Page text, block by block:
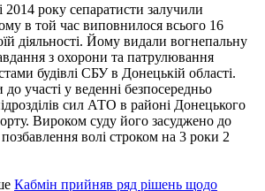
року сепаратисти залучили
в той час виповнилося всього 16
діяльності. Йому видали вогнепальну
з охорони та патрулювання
будівлі СБУ в Донецькій області.
участі у веденні безпосередньо
сил АТО в районі Донецького
Вироком суду його засуджено до
волі строком на 3 роки 2
Кабмін прийняв ряд рішень щодо